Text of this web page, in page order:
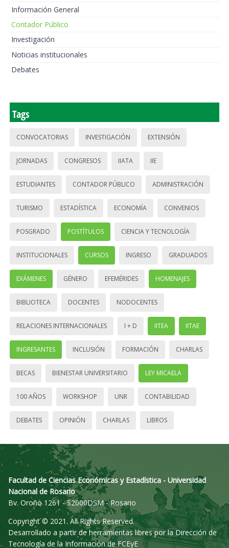
Información General
Contador Público
Investigación
Noticias institucionales
Debates
Tags
CONVOCATORIAS INVESTIGACIÓN EXTENSIÓN
JORNADAS CONGRESOS IIATA IIE
ESTUDIANTES CONTADOR PÚBLICO ADMINISTRACIÓN
TURISMO ESTADÍSTICA ECONOMÍA CONVENIOS
POSGRADO POSTÍTULOS CIENCIA Y TECNOLOGÍA
INSTITUCIONALES CURSOS INGRESO GRADUADOS
EXÁMENES GÉNERO EFEMÉRIDES HOMENAJES
BIBLIOTECA DOCENTES NODOCENTES
RELACIONES INTERNACIONALES I + D IITEA IITAE
INGRESANTES INCLUSIÓN FORMACIÓN CHARLAS
BECAS BIENESTAR UNIVERSITARIO LEY MICAELA
100 AÑOS WORKSHOP UNR CONTABILIDAD
DEBATES OPINIÓN CHARLAS LIBROS
Facultad de Ciencias Económicas y Estadística - Universidad
Nacional de Rosario
Bv. Oroño 1261 - S2000DSM - Rosario
Copyright © 2021. All Rights Reserved.
Desarrollado a partir de herramientas libres por la Dirección de
Tecnología de la Información de FCEyE